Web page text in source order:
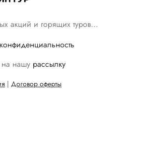
акций и горящих туров…
конфиденциальность
на нашу рассылку
| Договор оферты